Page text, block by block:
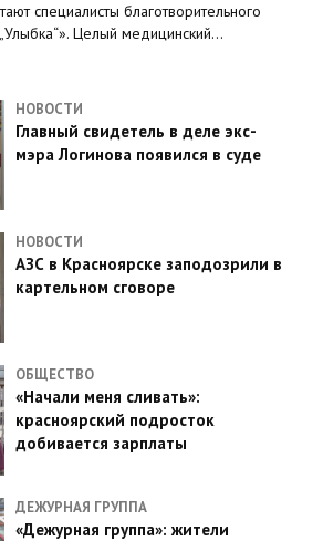
специалисты благотворительного
Целый медицинский…
НОВОСТИ
Главный свидетель в деле экс-
мэра Логинова появился в суде
НОВОСТИ
АЗС в Красноярске заподозрили в
картельном сговоре
ОБЩЕСТВО
«Начали меня сливать»:
красноярский подросток
добивается зарплаты
ДЕЖУРНАЯ ГРУППА
«Дежурная группа»: жители